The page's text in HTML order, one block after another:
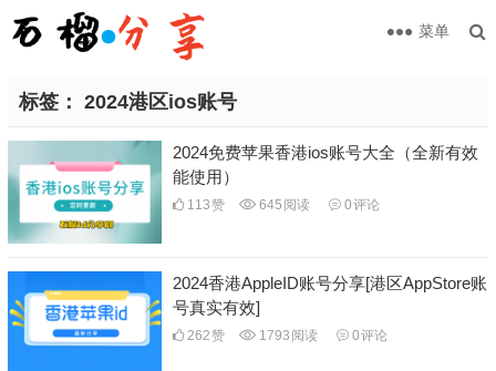
菜单
标签： 2024港区ios账号
2024免费苹果香港ios账号大全（全新有效
能使用）
113赞 645 阅读 0评论
2024香港AppleID账号分享[港区AppStore账
号真实有效]
262赞 1793 阅读 0评论